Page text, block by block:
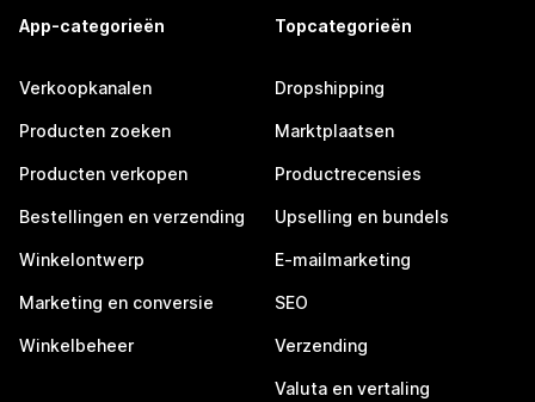
App-categorieën
Verkoopkanalen
Producten zoeken
Producten verkopen
Bestellingen en verzending
Winkelontwerp
Marketing en conversie
Winkelbeheer
Topcategorieën
Dropshipping
Marktplaatsen
Productrecensies
Upselling en bundels
E-mailmarketing
SEO
Verzending
Valuta en vertaling